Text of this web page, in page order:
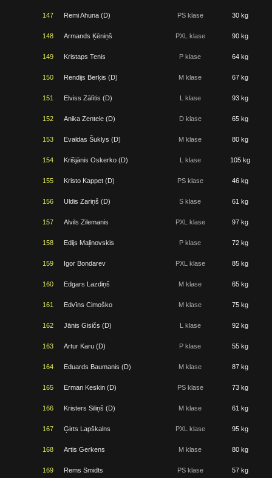
147 Remi Ahuna (D) PS klase 30 kg
148 Armands Ķēniņš PXL klase 90 kg
149 Kristaps Tenis P klase 64 kg
150 Rendijs Berķis (D) M klase 67 kg
151 Elviss Zālītis (D) L klase 93 kg
152 Anika Zentele (D) D klase 65 kg
153 Evaldas Šuklys (D) M klase 80 kg
154 Krišjānis Oskerko (D) L klase 105 kg
155 Kristo Kappet (D) PS klase 46 kg
156 Uldis Zariņš (D) S klase 61 kg
157 Alvils Zilemanis PXL klase 97 kg
158 Edijs Maļinovskis P klase 72 kg
159 Igor Bondarev PXL klase 85 kg
160 Edgars Lazdiņš M klase 65 kg
161 Edvīns Cimoško M klase 75 kg
162 Jānis Gisičs (D) L klase 92 kg
163 Artur Karu (D) P klase 55 kg
164 Eduards Baumanis (D) M klase 87 kg
165 Erman Keskin (D) PS klase 73 kg
166 Kristers Siliņš (D) M klase 61 kg
167 Ģirts Lapškalns PXL klase 95 kg
168 Artis Gerkens M klase 80 kg
169 Rems Smidts PS klase 57 kg